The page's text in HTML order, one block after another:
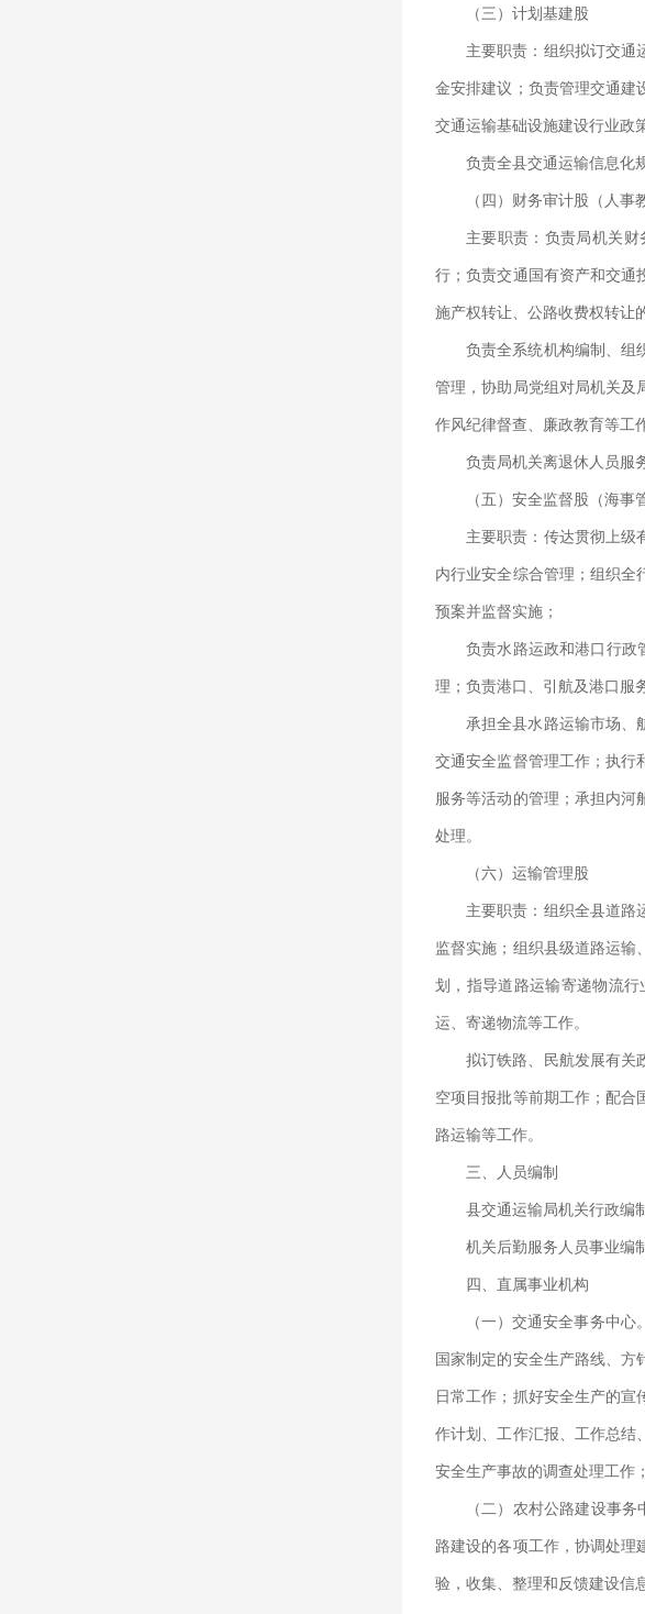
（三）计划基建股
主要职责：组织拟订交通
金安排建议；负责管理交通建
交通运输基础设施建设行业政
负责全县交通运输信息化
（四）财务审计股（人事
主要职责：负责局机关
行；负责交通国有资产和交通
施产权转让、公路收费权转让
负责全系统机构编制、组
管理，协助局党组对局机关及
作风纪律督查、廉政教育等工作
负责局机关离退休人员服
（五）安全监督股（海事
主要职责：传达贯彻上级
内行业安全综合管理；组织
预案并监督实施；
负责水路运政和港口行政
理；负责港口、引航及港口服
承担全县水路运输市场、
交通安全监督管理工作；执行
服务等活动的管理；承担内
处理。
（六）运输管理股
主要职责：组织全县道路
监督实施；组织县级道路运
划，指导道路运输寄递物流
运、寄递物流等工作。
拟订铁路、民航发展有关
空项目报批等前期工作；配
路运输等工作。
三、人员编制
县交通运输局机关行政编
机关后勤服务人员事业编
四、直属事业机构
（一）交通安全事务中
国家制定的安全生产路线、
日常工作；抓好安全生产的
作计划、工作汇报、工作总结
安全生产事故的调查处理工作
（二）农村公路建设事
路建设的各项工作，协调处
验，收集、整理和反馈建设信息